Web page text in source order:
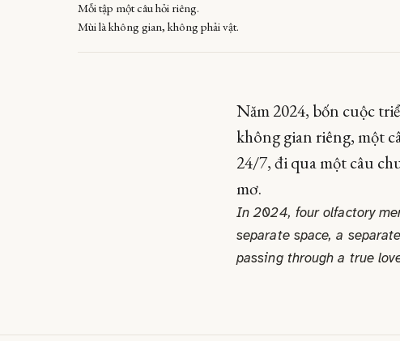
Mỗi tập một câu hỏi riêng.
Mùi là không gian, không phải vật.
Năm 2024, bốn cuộc
không gian riêng, một
24/7, đi qua một câu
mơ.
In 2024, four olfactory
separate space, a
passing through a true